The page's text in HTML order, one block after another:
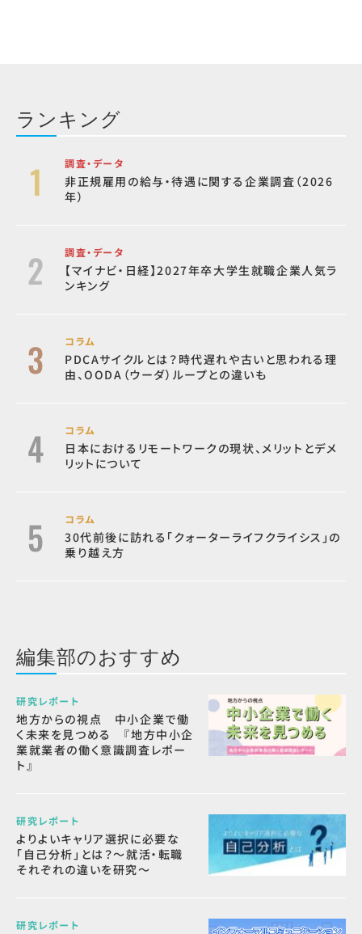
ランキング
調査・データ
非正規雇用の給与・待遇に関する企業調査（2026
年）
調査・データ
【マイナビ・日経】2027年卒大学生就職企業人気ラ
ンキング
コラム
PDCAサイクルとは？時代遅れや古いと思われる理
由、OODA（ウーダ）ループとの違いも
コラム
日本におけるリモートワークの現状、メリットとデメ
リットについて
コラム
30代前後に訪れる「クォーターライフクライシス」の
乗り越え方
編集部のおすすめ
研究レポート
地方からの視点 中小企業で働
く未来を見つめる 『地方中小企
業就業者の働く意識調査レポー
ト』
研究レポート
よりよいキャリア選択に必要な
「自己分析」とは？～就活・転職
それぞれの違いを研究～
研究レポート